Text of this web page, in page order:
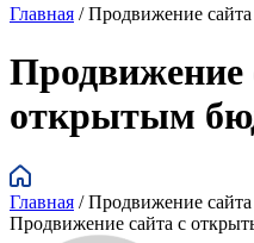
Главная / Продвижение
Продвижение
открытым
Главная / Продвижение
Продвижение сайта с